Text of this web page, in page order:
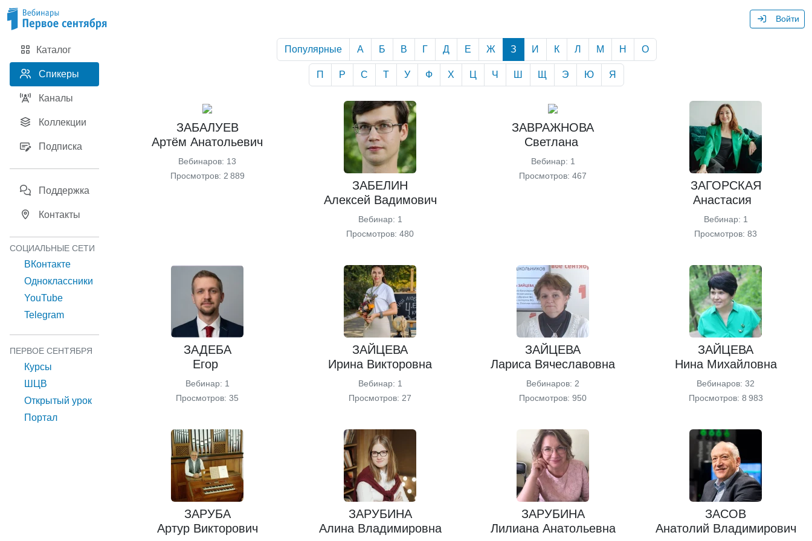
Войти
Каталог
Спикеры
Каналы
Коллекции
Подписка
Поддержка
Контакты
СОЦИАЛЬНЫЕ СЕТИ
ВКонтакте
Одноклассники
YouTube
Telegram
ПЕРВОЕ СЕНТЯБРЯ
Курсы
ШЦВ
Открытый урок
Портал
Популярные А Б В Г Д Е Ж З И К Л М Н О
П Р С Т У Ф Х Ц Ч Ш Щ Э Ю Я
ЗАБАЛУЕВ
Артём Анатольевич
Вебинаров: 13
Просмотров: 2 889
ЗАБЕЛИН
Алексей Вадимович
Вебинар: 1
Просмотров: 480
ЗАВРАЖНОВА
Светлана
Вебинар: 1
Просмотров: 467
ЗАГОРСКАЯ
Анастасия
Вебинар: 1
Просмотров: 83
ЗАДЕБА
Егор
Вебинар: 1
Просмотров: 35
ЗАЙЦЕВА
Ирина Викторовна
Вебинар: 1
Просмотров: 27
ЗАЙЦЕВА
Лариса Вячеславовна
Вебинаров: 2
Просмотров: 950
ЗАЙЦЕВА
Нина Михайловна
Вебинаров: 32
Просмотров: 8 983
ЗАРУБА
Артур Викторович
ЗАРУБИНА
Алина Владимировна
ЗАРУБИНА
Лилиана Анатольевна
ЗАСОВ
Анатолий Владимирович